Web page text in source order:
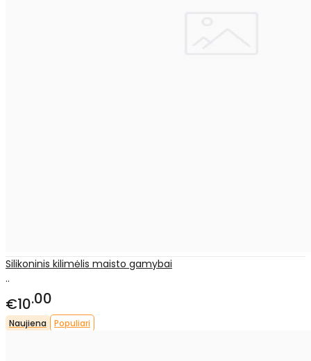
Silikoninis kilimėlis maisto gamybai
..
€10 00
Naujiena Populiari